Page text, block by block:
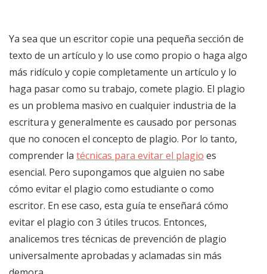
Ya sea que un escritor copie una pequeña sección de
texto de un artículo y lo use como propio o haga algo
más ridículo y copie completamente un artículo y lo
haga pasar como su trabajo, comete plagio. El plagio
es un problema masivo en cualquier industria de la
escritura y generalmente es causado por personas
que no conocen el concepto de plagio. Por lo tanto,
comprender la técnicas para evitar el plagio es
esencial. Pero supongamos que alguien no sabe
cómo evitar el plagio como estudiante o como
escritor. En ese caso, esta guía te enseñará cómo
evitar el plagio con 3 útiles trucos. Entonces,
analicemos tres técnicas de prevención de plagio
universalmente aprobadas y aclamadas sin más